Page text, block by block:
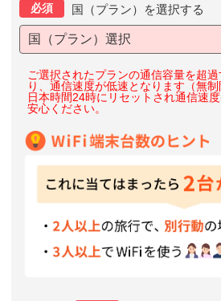
必須 国（プラン）を選択する
国（プラン）選択
ご選択されたプランの通信容量を超
り、通信速度が低速となります（無制
日本時間24時にリセットされ通信速
安心ください。